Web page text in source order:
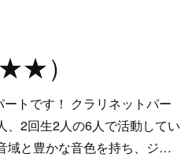
）
トです！ クラリネットパー
、2回生2人の6人で活動してい
域と豊かな音色を持ち、ジ…